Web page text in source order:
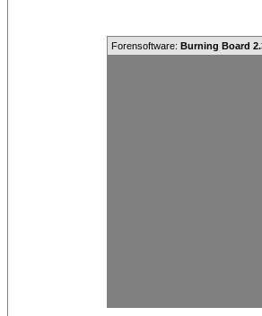
Forensoftware: Burning Board